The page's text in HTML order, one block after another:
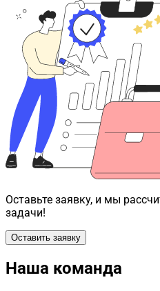
Оставьте заявку, и мы
задачи!
Оставить заявку
Наша команда